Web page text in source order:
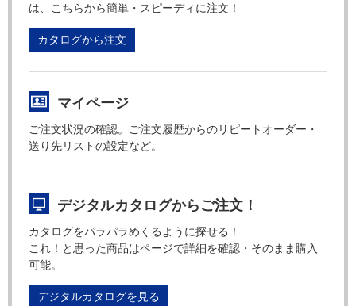
は、こちらから簡単・スピーディに注文！
カタログから注文
マイページ
ご注文状況の確認。ご注文履歴からのリピートオーダー・
送り先リストの設定など。
デジタルカタログからご注文！
カタログをパラパラめくるように探せる！
これ！と思った商品はページで詳細を確認・そのまま購入
可能。
デジタルカタログを見る